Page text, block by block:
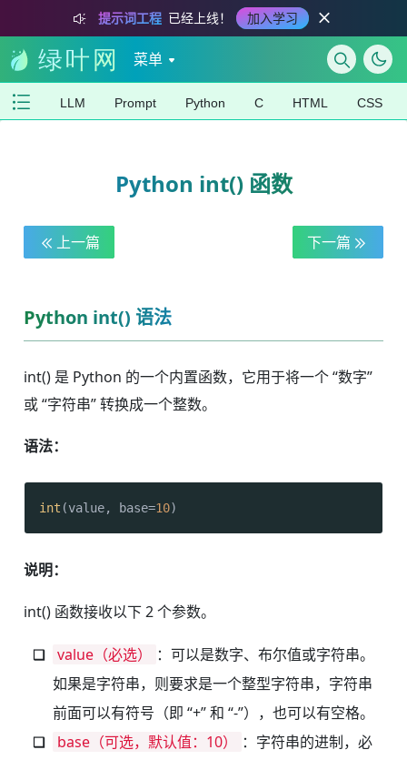
提示词工程 已经上线！ 加入学习
菜单
LLM Prompt Python C HTML CSS
Python int() 函数
上一篇 下一篇
Python int() 语法
int() 是 Python 的一个内置函数，它用于将一个 “数字”
或 “字符串” 转换成一个整数。
语法：
int (value, base=10)
说明：
int() 函数接收以下 2 个参数。
value（必选）
：可以是数字、布尔值或字符串。
如果是字符串，则要求是一个整型字符串，字符串
前面可以有符号（即 “+” 和 “-”），也可以有空格。
base（可选，默认值：10）
：字符串的进制，必